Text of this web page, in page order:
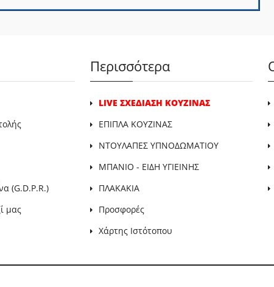
(G.D.P.R.)
μας
Περισσότερα
LIVE ΣΧΕΔΙΑΣΗ ΚΟΥΖΙΝΑΣ
ΕΠΙΠΛΑ ΚΟΥΖΙΝΑΣ
ΝΤΟΥΛΑΠΕΣ ΥΠΝΟΔΩΜΑΤΙΟΥ
ΜΠΑΝΙΟ - ΕΙΔΗ ΥΓΙΕΙΝΗΣ
ΠΛΑΚΑΚΙΑ
Προσφορές
Χάρτης Ιστότοπου